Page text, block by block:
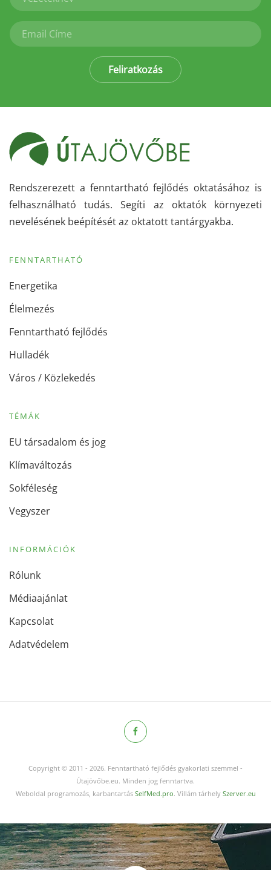
Feliratkozás
Rendszerezett a fenntartható fejlődés oktatásához is
felhasználható tudás. Segíti az oktatók környezeti
nevelésének beépítését az oktatott tantárgyakba.
FENNTARTHATÓ
Energetika
Élelmezés
Fenntartható fejlődés
Hulladék
Város / Közlekedés
TÉMÁK
EU társadalom és jog
Klímaváltozás
Sokféleség
Vegyszer
INFORMÁCIÓK
Rólunk
Médiaajánlat
Kapcsolat
Adatvédelem
Copyright © 2011 - 2026. Fenntartható fejlődés gyakorlati szemmel -
Útajövőbe.eu. Minden jog fenntartva.
Weboldal programozás, karbantartás SelfMed.pro. Villám tárhely Szerver.eu